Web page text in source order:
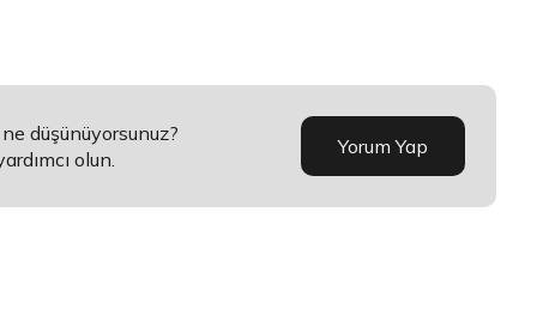
düşünüyorsunuz?
olun.
Yorum Yap